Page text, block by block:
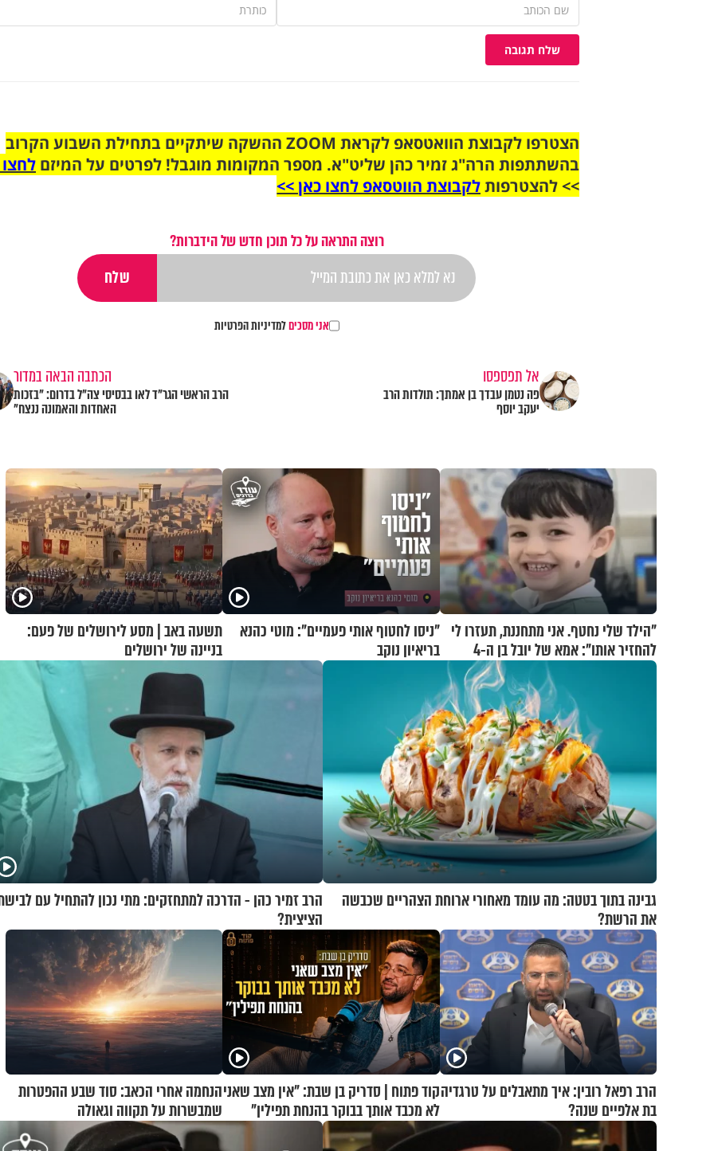
שלח תגובה
הצטרפו לקבוצת הוואטסאפ לקראת ZOOM ההשקה שיתקיים בתחילת השבוע הקרוב
בהשתתפות הרה"ג זמיר כהן שליט"א. מספר המקומות מוגבל! לפרטים על המיזם
>> להצטרפותלקבוצת הווטסאפ לחצו כאן >>
רוצה התראה על כל תוכן חדש של הידברות?
אני מסכיםלמדיניות הפרטיות
אל תפספסו
פה נטמן עבדך בן אמתך: תולדות הרב
יעקב יוסף
הכתבה הבאה במדור
הרב הראשי הגר"ד לאו בבסיסי צה"ל בדרום: "בזכות
האחדות והאמונה ננצח"
"הילד שלי נחטף. אני מתחננת, תעזרו לי
להחזיר אותו": אמא של יובל בן ה-4
בריאיון דומע
"ניסו לחטוף אותי פעמיים": מוטי כהנא
בריאיון נוקב
תשעה באב | מסע לירושלים של פעם:
בניינה של ירושלים
גבינה בתוך בטטה: מה עומד מאחורי ארוחת הצהריים שכבשה
את הרשת?
הרב זמיר כהן - הדרכה למתחזקים: מתי נכון להתחיל עם
הציצית?
הרב רפאל רובין: איך מתאבלים על טרגדיה
בת אלפיים שנה?
קוד פתוח | סדריק בן שבת: "אין מצב שאני
לא מכבד אותך בבוקר בהנחת תפילין"
הנחמה אחרי הכאב: סוד שבע ההפטרות
שמבשרות על תקווה וגאולה